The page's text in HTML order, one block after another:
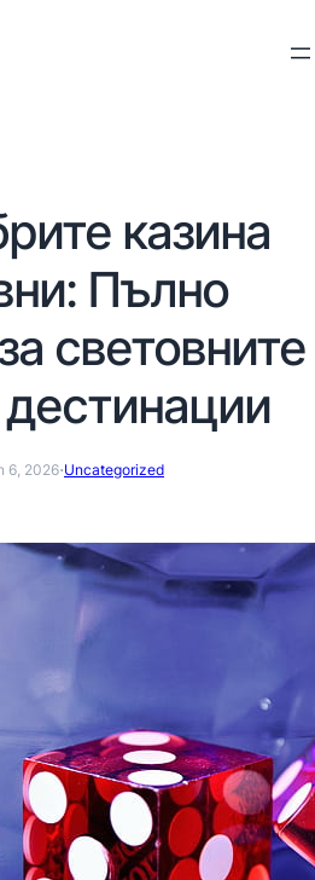
казина
Пълно
световните
6, 2026·Uncategorized